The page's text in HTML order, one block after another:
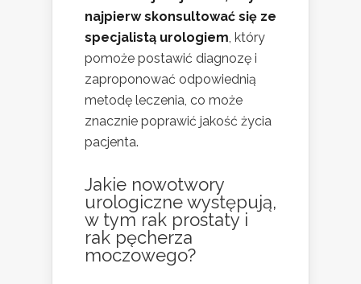
najpierw skonsultować się ze
specjalistą urologiem, który
pomoże postawić diagnozę i
zaproponować odpowiednią
metodę leczenia, co może
znacznie poprawić jakość życia
pacjenta.
Jakie nowotwory
urologiczne występują,
w tym rak prostaty i
rak pęcherza
moczowego?